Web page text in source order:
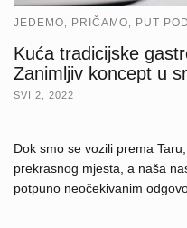
JEDEMO PRIČAMO PUT
Kuća tradicijske
Zanimljiv koncept u
SVI 2, 2022
Dok smo se vozili prema
prekrasnog mjesta, a naša
potpuno neočekivanim